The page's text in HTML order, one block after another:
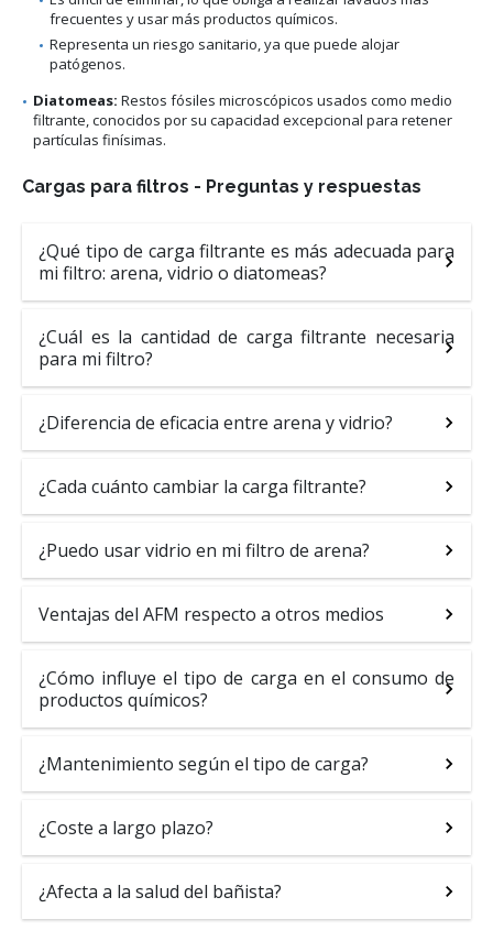
frecuentes y usar más productos químicos.
Representa un riesgo sanitario, ya que puede alojar
patógenos.
Diatomeas: Restos fósiles microscópicos usados como medio
filtrante, conocidos por su capacidad excepcional para retener
partículas finísimas.
Cargas para filtros - Preguntas y respuestas
¿Qué tipo de carga filtrante es más adecuada para
mi filtro: arena, vidrio o diatomeas?
¿Cuál es la cantidad de carga filtrante necesaria
para mi filtro?
¿Diferencia de eficacia entre arena y vidrio?
¿Cada cuánto cambiar la carga filtrante?
¿Puedo usar vidrio en mi filtro de arena?
Ventajas del AFM respecto a otros medios
¿Cómo influye el tipo de carga en el consumo de
productos químicos?
¿Mantenimiento según el tipo de carga?
¿Coste a largo plazo?
¿Afecta a la salud del bañista?